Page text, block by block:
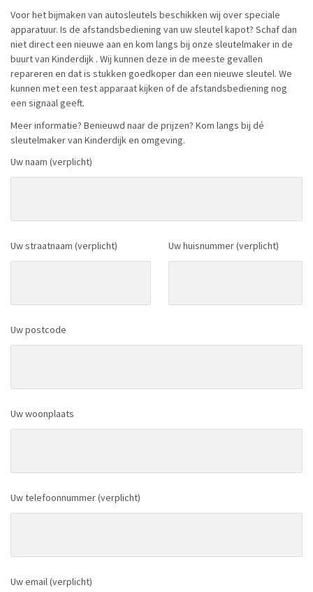
Voor het bijmaken van autosleutels beschikken wij over speciale
apparatuur. Is de afstandsbediening van uw sleutel kapot? Schaf dan
niet direct een nieuwe aan en kom langs bij onze sleutelmaker in de
buurt van Kinderdijk . Wij kunnen deze in de meeste gevallen
repareren en dat is stukken goedkoper dan een nieuwe sleutel. We
kunnen met een test apparaat kijken of de afstandsbediening nog
een signaal geeft.
Meer informatie? Benieuwd naar de prijzen? Kom langs bij dé
sleutelmaker van Kinderdijk en omgeving.
Uw naam (verplicht)
Uw straatnaam (verplicht) Uw huisnummer (verplicht)
Uw postcode
Uw woonplaats
Uw telefoonnummer (verplicht)
Uw email (verplicht)